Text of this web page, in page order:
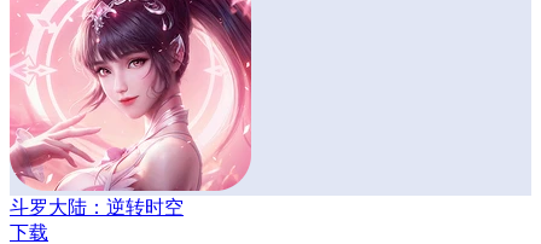
斗罗大陆：逆转时空
下载